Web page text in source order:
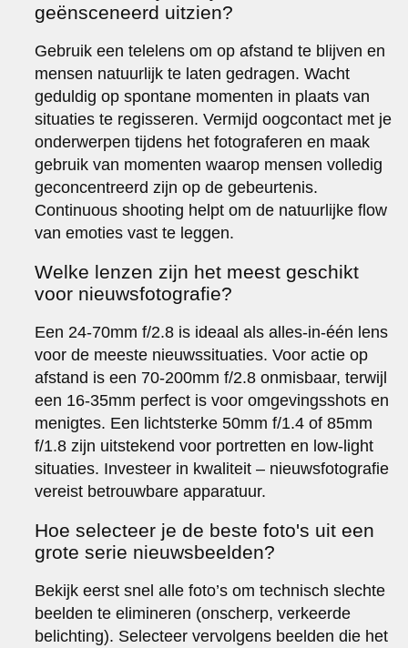
geënsceneerd uitzien?
Gebruik een telelens om op afstand te blijven en
mensen natuurlijk te laten gedragen. Wacht
geduldig op spontane momenten in plaats van
situaties te regisseren. Vermijd oogcontact met je
onderwerpen tijdens het fotograferen en maak
gebruik van momenten waarop mensen volledig
geconcentreerd zijn op de gebeurtenis.
Continuous shooting helpt om de natuurlijke flow
van emoties vast te leggen.
Welke lenzen zijn het meest geschikt
voor nieuwsfotografie?
Een 24-70mm f/2.8 is ideaal als alles-in-één lens
voor de meeste nieuwssituaties. Voor actie op
afstand is een 70-200mm f/2.8 onmisbaar, terwijl
een 16-35mm perfect is voor omgevingsshots en
menigtes. Een lichtsterke 50mm f/1.4 of 85mm
f/1.8 zijn uitstekend voor portretten en low-light
situaties. Investeer in kwaliteit – nieuwsfotografie
vereist betrouwbare apparatuur.
Hoe selecteer je de beste foto's uit een
grote serie nieuwsbeelden?
Bekijk eerst snel alle foto’s om technisch slechte
beelden te elimineren (onscherp, verkeerde
belichting). Selecteer vervolgens beelden die het